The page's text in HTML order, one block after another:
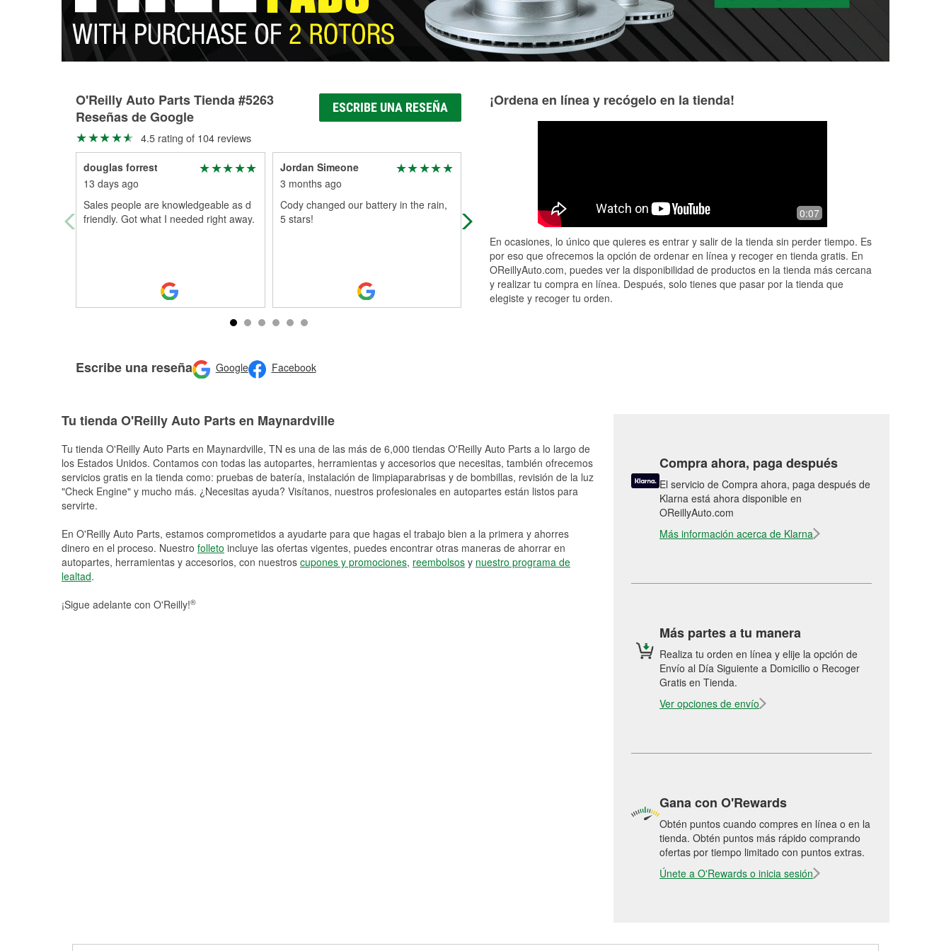
O'Reilly Auto Parts Tienda #5263
Reseñas de Google
ESCRIBE UNA RESEÑA
4.5 rating of 104 reviews
douglas forrest
13 days ago
Sales people are knowledgeable as d
friendly. Got what I needed right away.
Jordan Simeone
3 months ago
Cody changed our battery in the rain,
5 stars!
They are really awesome people down
there I'd rather go to them then
nice people down there and helpful
O'Reilly usually has what you need
and if not they can get it fast.
needed last-
Escribe una reseña Google Facebook
¡Ordena en línea y recógelo en la tienda!
0:07
En ocasiones, lo único que quieres es entrar y salir de la tienda sin perder tiempo. Es
por eso que ofrecemos la opción de ordenar en línea y recoger en tienda gratis. En
OReillyAuto.com, puedes ver la disponibilidad de productos en la tienda más cercana
y realizar tu compra en línea. Después, solo tienes que pasar por la tienda que
elegiste y recoger tu orden.
Tu tienda O'Reilly Auto Parts en Maynardville
Tu tienda O'Reilly Auto Parts en Maynardville, TN es una de las más de 6,000 tiendas O'Reilly Auto Parts a lo largo de
los Estados Unidos. Contamos con todas las autopartes, herramientas y accesorios que necesitas, también ofrecemos
servicios gratis en la tienda como: pruebas de batería, instalación de limpiaparabrisas y de bombillas, revisión de la luz
"Check Engine" y mucho más. ¿Necesitas ayuda? Visítanos, nuestros profesionales en autopartes están listos para
servirte.
En O'Reilly Auto Parts, estamos comprometidos a ayudarte para que hagas el trabajo bien a la primera y ahorres
dinero en el proceso. Nuestro folleto incluye las ofertas vigentes, puedes encontrar otras maneras de ahorrar en
autopartes, herramientas y accesorios, con nuestros cupones y promociones, reembolsos y nuestro programa de
lealtad.
¡Sigue adelante con O'Reilly!®
Compra ahora, paga después
El servicio de Compra ahora, paga después de
Klarna está ahora disponible en
OReillyAuto.com
Más información acerca de Klarna
Más partes a tu manera
Realiza tu orden en línea y elije la opción de
Envío al Día Siguiente a Domicilio o Recoger
Gratis en Tienda.
Ver opciones de envío
Gana con O'Rewards
Obtén puntos cuando compres en línea o en la
tienda. Obtén puntos más rápido comprando
ofertas por tiempo limitado con puntos extras.
Únete a O'Rewards o inicia sesión